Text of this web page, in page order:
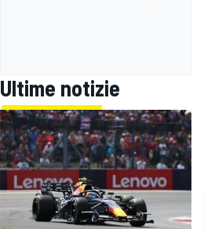
RALLY
Ultime notizie